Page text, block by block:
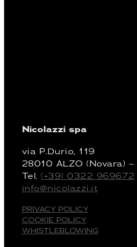
Nicolazzi spa
via P.Durio, 119
28010 ALZO (Novara) –
Tel.(+39) 0322 969672
info@nicolazzi.it
PRIVACY POLICY
COOKIE POLICY
WHISTLEBLOWING